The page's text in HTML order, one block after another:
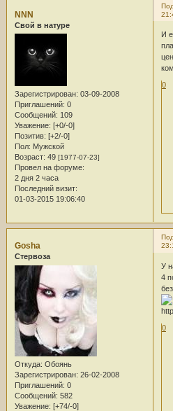
NNN
Свой в натуре
Зарегистрирован: 03-09-2008
Приглашений: 0
Сообщений: 109
Уважение: [+0/-0]
Позитив: [+2/-0]
Пол: Мужской
Возраст: 49 [1977-07-23]
Провел на форуме:
2 дня 2 часа
Последний визит:
01-03-2015 19:06:40
И
0
Gosha
Стервоза
Откуда: Обоянь
Зарегистрирован: 26-02-2008
Приглашений: 0
Сообщений: 582
Уважение: [+74/-0]
У
4
0